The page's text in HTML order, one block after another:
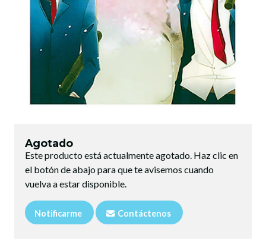
Agotado
Este producto está actualmente agotado. Haz clic en
el botón de abajo para que te avisemos cuando
vuelva a estar disponible.
Notificarme Contáctenos